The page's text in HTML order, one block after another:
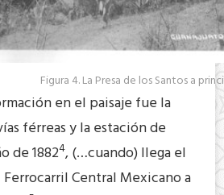
Figura 4. La Presa de los Santos a
en el paisaje fue la
férreas y la estación de
de 18824, (…cuando) llega el
Central Mexicano a